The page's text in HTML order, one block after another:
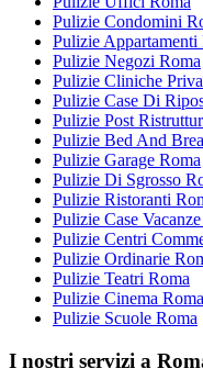
Pulizie Condomini
Pulizie Appartamenti
Pulizie Negozi Roma
Pulizie Cliniche
Pulizie Case Di
Pulizie Post
Pulizie Bed And
Pulizie Garage Roma
Pulizie Di Sgrosso
Pulizie Ristoranti
Pulizie Case
Pulizie Centri
Pulizie Ordinarie
Pulizie Teatri Roma
Pulizie Cinema Roma
Pulizie Scuole Roma
I nostri servizi a